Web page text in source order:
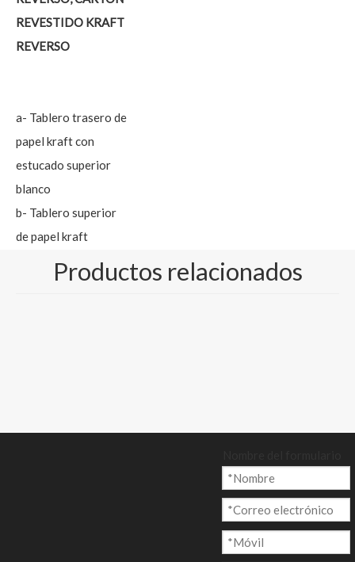
REVESTIDO KRAFT
REVERSO
a- Tablero trasero de
papel kraft con
estucado superior
blanco
b- Tablero superior
de papel kraft
estucado blanco
c- GC4/cartón de
Productos relacionados